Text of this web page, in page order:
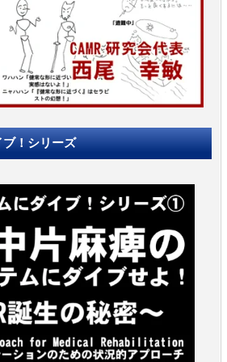
！シリーズ